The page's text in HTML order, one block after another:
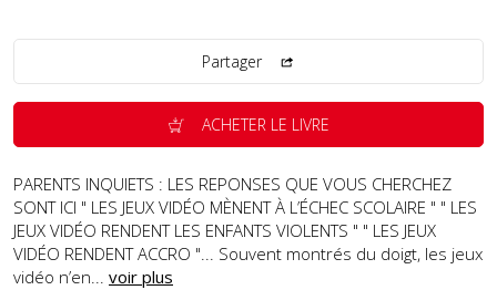
Partager
ACHETER LE LIVRE
PARENTS INQUIETS : LES REPONSES QUE VOUS CHERCHEZ
SONT ICI " LES JEUX VIDÉO MÈNENT À L’ÉCHEC SCOLAIRE " " LES
JEUX VIDÉO RENDENT LES ENFANTS VIOLENTS " " LES JEUX
VIDÉO RENDENT ACCRO "... Souvent montrés du doigt, les jeux
vidéo n’en... voir plus